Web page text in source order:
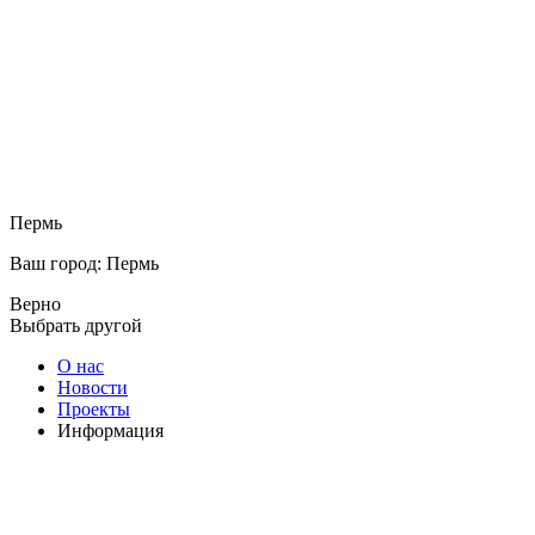
Пермь
Ваш город: Пермь
Верно
Выбрать другой
О нас
Новости
Проекты
Информация